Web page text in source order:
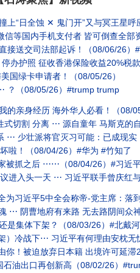
全蚀 ✕ 鬼门开”又与冥王星呼应：君王
信等国内手机支付者 皆可倒查全
接送交司法部起诉！（08/06/26）
办护照 征收香港保险收益20%税
国绿卡申请者！（08/05/26）
？（08/05/26）#trump trump
的亲身经历 海外华人必看！（08/
切割 分离 ⋯ 源自童年 马斯克的
⋯ 少壮派将官灭习可能：已成现
啦！（08/04/26）#华为 #竹知了
被抓之后 ⋯⋯（08/04/26）#习近
入头一天 ⋯ 习近平联手曾庆红与曾
为习近平5中全会称帝-党主席：落
有来路 无去路阴间众神假公济私平添
是集体下架？（08/03/26）#北戴河
）冷战下⋯ 习近平有何理由安枕
！被迫放弃日本籍 出境许可延
石油出口再创新高（08/02/26）